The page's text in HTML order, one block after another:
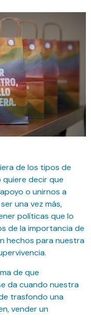
de los tipos de
quiere decir que
o unirnos a
una vez más,
políticas que lo
de la importancia de
hechos para nuestra
de que
da cuando nuestra
trasfondo una
vender un